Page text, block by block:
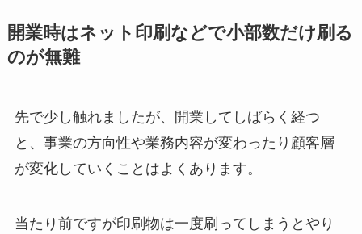
開業時はネット印刷などで小部数だけ刷る
のが無難
先で少し触れましたが、開業してしばらく経つ
と、事業の方向性や業務内容が変わったり顧客層
が変化していくことはよくあります。
当たり前ですが印刷物は一度刷ってしまうとやり